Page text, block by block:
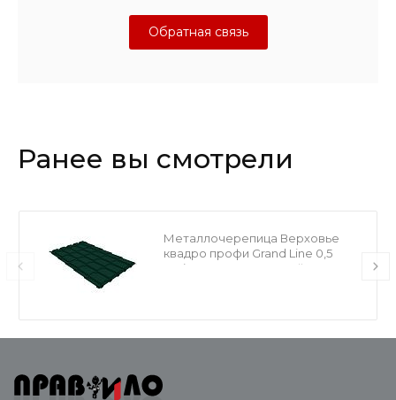
Обратная связь
Ранее вы смотрели
Металлочерепица Верховье
квадро профи Grand Line 0,5
Satin RAL 6005 зеленый мох